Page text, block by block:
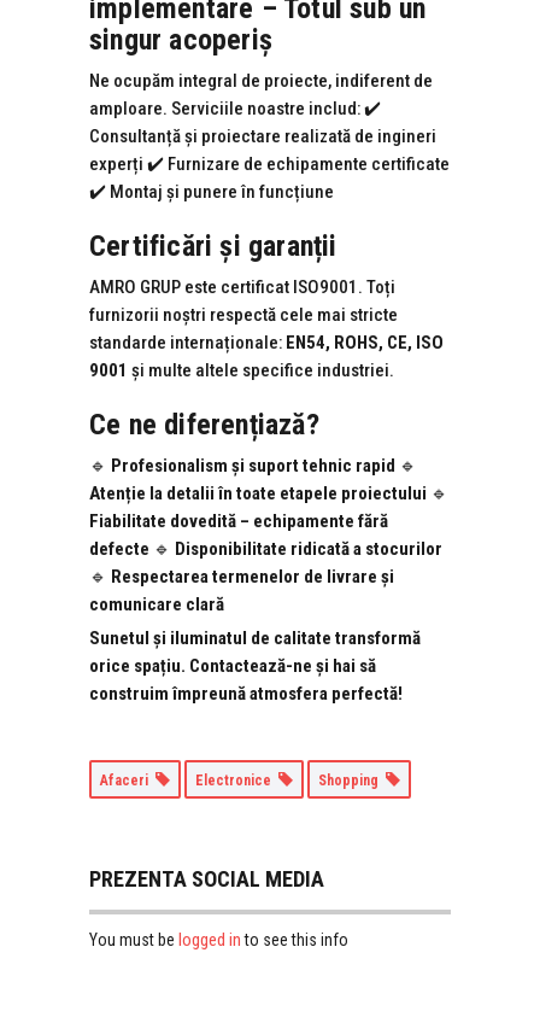
implementare – Totul sub un
singur acoperiș
Ne ocupăm integral de proiecte, indiferent de
amploare. Serviciile noastre includ: ✔️
Consultanță și proiectare realizată de ingineri
experți ✔️ Furnizare de echipamente certificate
✔️ Montaj și punere în funcțiune
Certificări și garanții
AMRO GRUP este certificat ISO9001. Toți
furnizorii noștri respectă cele mai stricte
standarde internaționale: EN54, ROHS, CE, ISO
9001 și multe altele specifice industriei.
Ce ne diferențiază?
🔹 Profesionalism și suport tehnic rapid 🔹
Atenție la detalii în toate etapele proiectului 🔹
Fiabilitate dovedită – echipamente fără
defecte 🔹 Disponibilitate ridicată a stocurilor
🔹 Respectarea termenelor de livrare și
comunicare clară
Sunetul și iluminatul de calitate transformă
orice spațiu. Contactează-ne și hai să
construim împreună atmosfera perfectă!
Afaceri Electronice Shopping
PREZENTA SOCIAL MEDIA
You must be logged into see this info